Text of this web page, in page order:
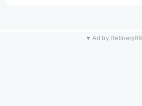
▼ Ad by Refinery89